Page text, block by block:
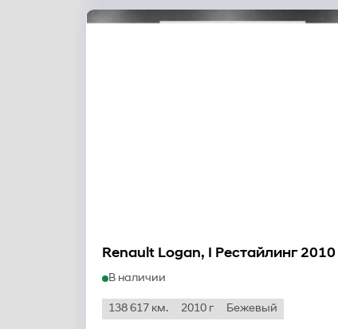
Renault Logan, I Рестайлинг 2010
В наличии
138 617 км. 2010 г Бежевый